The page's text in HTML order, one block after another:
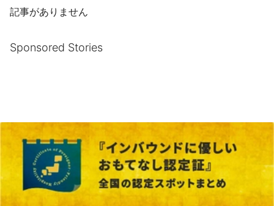
記事がありません
Sponsored Stories